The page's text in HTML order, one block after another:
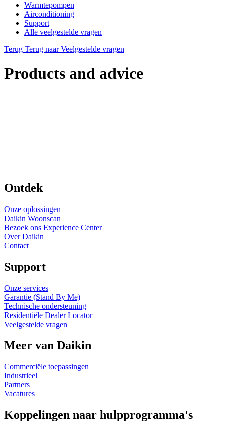
Warmtepompen
Airconditioning
Support
Alle veelgestelde vragen
Terug Terug naar Veelgestelde vragen
Products and advice
Ontdek
Onze oplossingen
Daikin Woonscan
Bezoek ons Experience Center
Over Daikin
Contact
Support
Onze services
Garantie (Stand By Me)
Technische ondersteuning
Residentiële Dealer Locator
Veelgestelde vragen
Meer van Daikin
Commerciële toepassingen
Industrieel
Partners
Vacatures
Koppelingen naar hulpprogramma's